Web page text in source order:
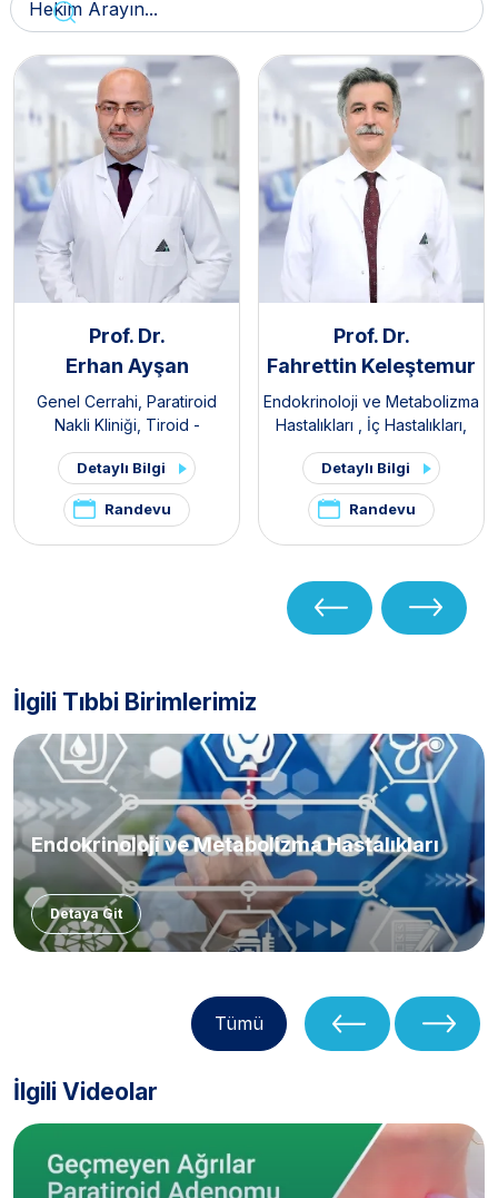
Prof. Dr.
Erhan Ayşan
Genel Cerrahi Paratiroid
Nakli Kliniği Tiroid -
Paratiroid Hastalıkları ve
Cerrahisi Kliniği,Endokrin
Cerrahisi
Detaylı Bilgi
Randevu
Prof. Dr.
Fahrettin Keleştemur
Endokrinoloji ve Metabolizma
Hastalıkları
İç Hastalıkları
Tiroid - Paratiroid Hastalıkları
ve Cerrahisi Kliniği,
Hipofiz
Kliniği,Polikistik Over
Sendromu / PKOS ve
Hirsutizm Kliniği,Hirsutizm
Endometriozis Kliniği
Detaylı Bilgi
Randevu
İlgili Tıbbi Birimlerimiz
Endokrinoloji ve Metabolizma Hastalıkları
Detaya Git
Tümü
İlgili Videolar